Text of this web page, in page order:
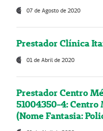
07 de Agosto de 2020
Prestador Clínica
01 de Abril de 2020
Prestador Centro
51004350-4:
(Nome Fantasia: